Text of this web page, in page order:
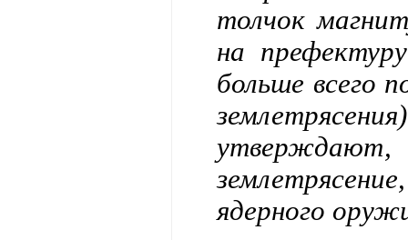
толчок
на
больше всего
ядерного